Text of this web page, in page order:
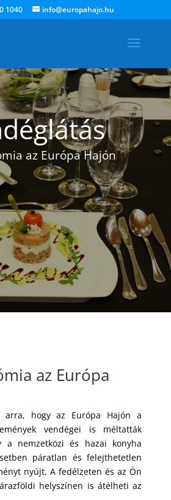
1040 info@europahajo.hu
az Európa Hajón
az Európa
arra, hogy az Európa Hajón a
vendégei is méltatták
a nemzetközi és hazai konyha
páratlan és felejthetetlen
nyújt. A fedélzeten és az Ön
helyszínen is átélheti az